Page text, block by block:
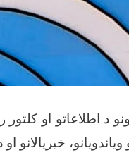
د اطلاعاتو او